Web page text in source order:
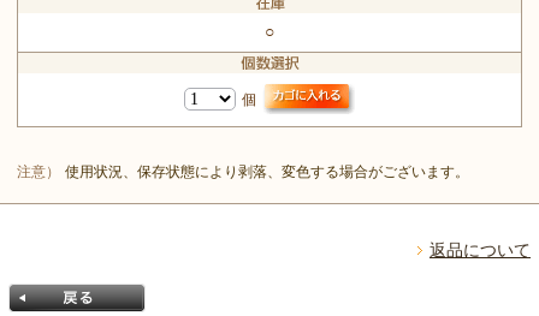
○
個
注意） 使用状況、保存状態により剥落、変色する場合がございます。
返品について